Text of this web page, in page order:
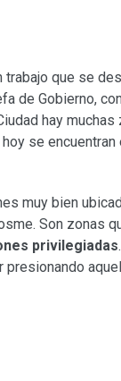
que se
de Gobierno,
hay
se encuentran
muy bien
Son zonas
privilegiadas